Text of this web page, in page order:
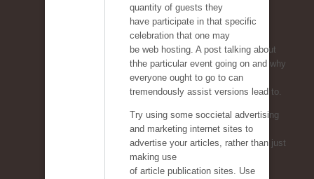
quantity of guests they
have participate in that specific
celebration that one may
be web hosting. A post talking about
thhe particular event going on and why
everyone ought to go to can
tremendously assist versions lead to.
Try using some soccietal advertising
and marketing internet sites to
advertise your articles, rather than just
making use
of article publication sites. Use